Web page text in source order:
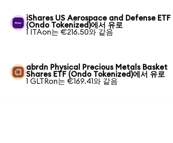
iShares US Aerospace and Defense ETF
(Ondo Tokenized)에서 유로
1 ITAon는 €216.50와 같음
abrdn Physical Precious Metals Basket
Shares ETF (Ondo Tokenized)에서 유로
1 GLTRon는 €169.41와 같음